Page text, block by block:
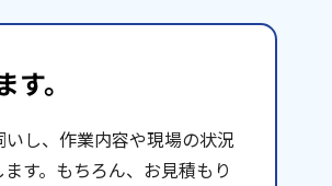
。
し、作業内容や現場の状況
す。もちろん、お見積もり